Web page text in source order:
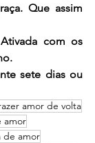
Que assim
com os
sete dias ou
amor de volta
amor
de amor